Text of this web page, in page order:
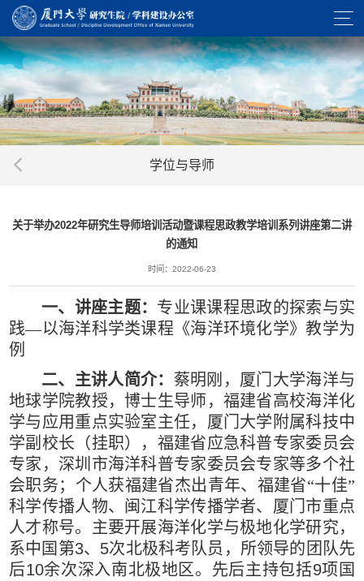
学位与导师
关于举办2022年研究生导师培训活动暨课程思政教学培训系列讲座第二讲
的通知
时间：2022-06-23
一、讲座主题： 专业课课程思政的探索与实
践—以海洋科学类课程《海洋环境化学》教学为
例
二、主讲人简介： 蔡明刚，厦门大学海洋与
地球学院教授，博士生导师，福建省高校海洋化
学与应用重点实验室主任，厦门大学附属科技中
学副校长（挂职），福建省应急科普专家委员会
专家，深圳市海洋科普专家委员会专家等多个社
会职务；个人获福建省杰出青年、福建省“十佳”
科学传播人物、闽江科学传播学者、厦门市重点
人才称号。主要开展海洋化学与极地化学研究，
系中国第3、 5次北极科考队员，所领导的团队先
后10余次深入南北极地区。先后主持包括9项国